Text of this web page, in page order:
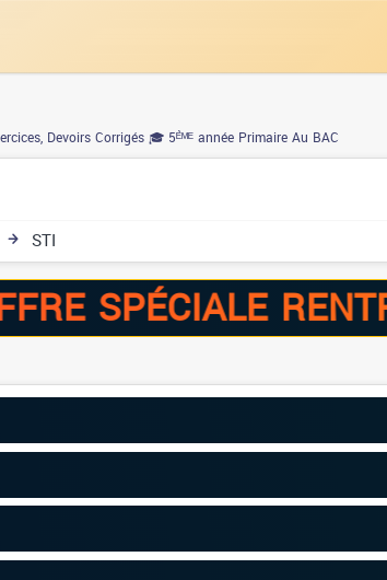
Devoirs Corrigés🎓 5ᴱ̀ᴹᴱ année Primaire Au BAC
STI
SPÉCIALE